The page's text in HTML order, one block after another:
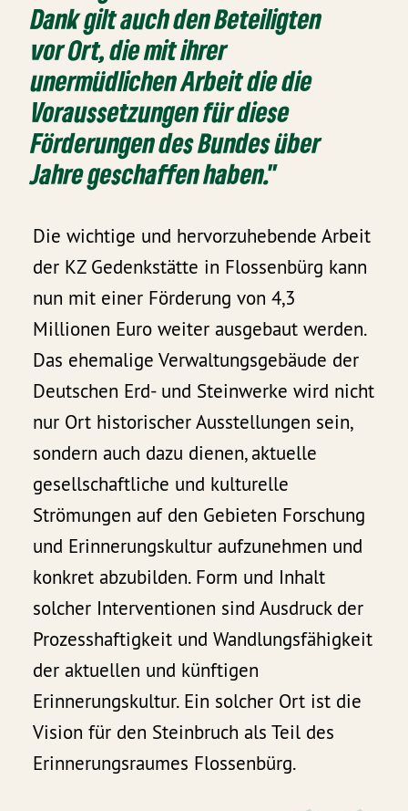
Dank gilt auch den Beteiligten
vor Ort, die mit ihrer
unermüdlichen Arbeit die die
Voraussetzungen für diese
Förderungen des Bundes über
Jahre geschaffen haben."
Die wichtige und hervorzuhebende Arbeit
der KZ Gedenkstätte in Flossenbürg kann
nun mit einer Förderung von 4,3
Millionen Euro weiter ausgebaut werden.
Das ehemalige Verwaltungsgebäude der
Deutschen Erd- und Steinwerke wird nicht
nur Ort historischer Ausstellungen sein,
sondern auch dazu dienen, aktuelle
gesellschaftliche und kulturelle
Strömungen auf den Gebieten Forschung
und Erinnerungskultur aufzunehmen und
konkret abzubilden. Form und Inhalt
solcher Interventionen sind Ausdruck der
Prozesshaftigkeit und Wandlungsfähigkeit
der aktuellen und künftigen
Erinnerungskultur. Ein solcher Ort ist die
Vision für den Steinbruch als Teil des
Erinnerungsraumes Flossenbürg.